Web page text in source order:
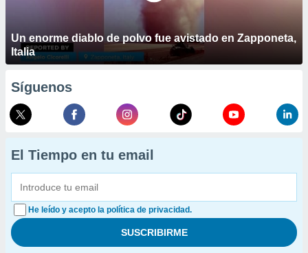
Un enorme diablo de polvo fue avistado en Zapponeta,
Italia
Síguenos
El Tiempo en tu email
He leído y acepto la política de privacidad.